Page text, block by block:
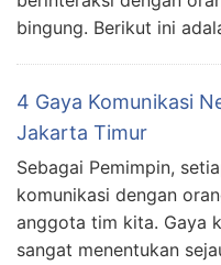
bingung. Berikut ini
4 Gaya Komunikasi
Jakarta Timur
Sebagai Pemimpin,
komunikasi dengan
anggota tim kita. Gaya
sangat menentukan